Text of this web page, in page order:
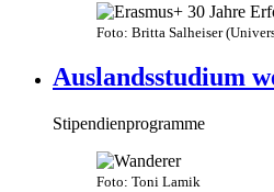
Foto: Britta Salheiser
Auslandsstudium
Stipendienprogramme
Foto: Toni Lamik